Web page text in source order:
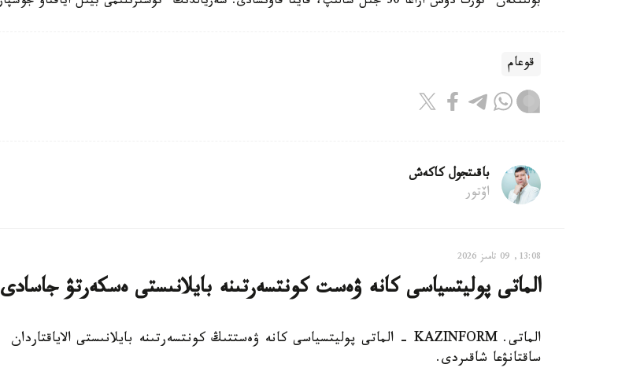
قوعام
باقىتجول كاكەش
اۆتور
13:08, 09 تامىز 2026
الماتى پوليتسياسى كانە ۋەست كونتسەرتىنە بايلانىستى ەسكەرتۋ جاسادى
الماتى. KAZINFORM - الماتى پوليتسياسى كانە ۋەستتىڭ كونتسەرتىنە بايلانىستى الاياقتاردان
ساقتانۋعا شاقىردى.